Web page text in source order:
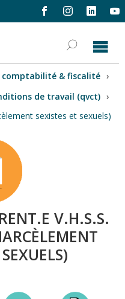
& fiscalité ›
de travail (qvct) ›
sexistes et sexuels)
V.H.S.S.